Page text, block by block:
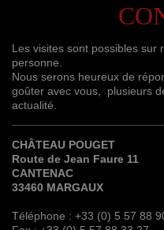
Les visites sont possibles sur
personne.
Nous serons heureux de
goûter avec vous, plusieurs
actualité.
CHÂTEAU POUGET
Route de Jean Faure 11
CANTENAC
33460 MARGAUX
Téléphone : +33 (0) 5 57 88